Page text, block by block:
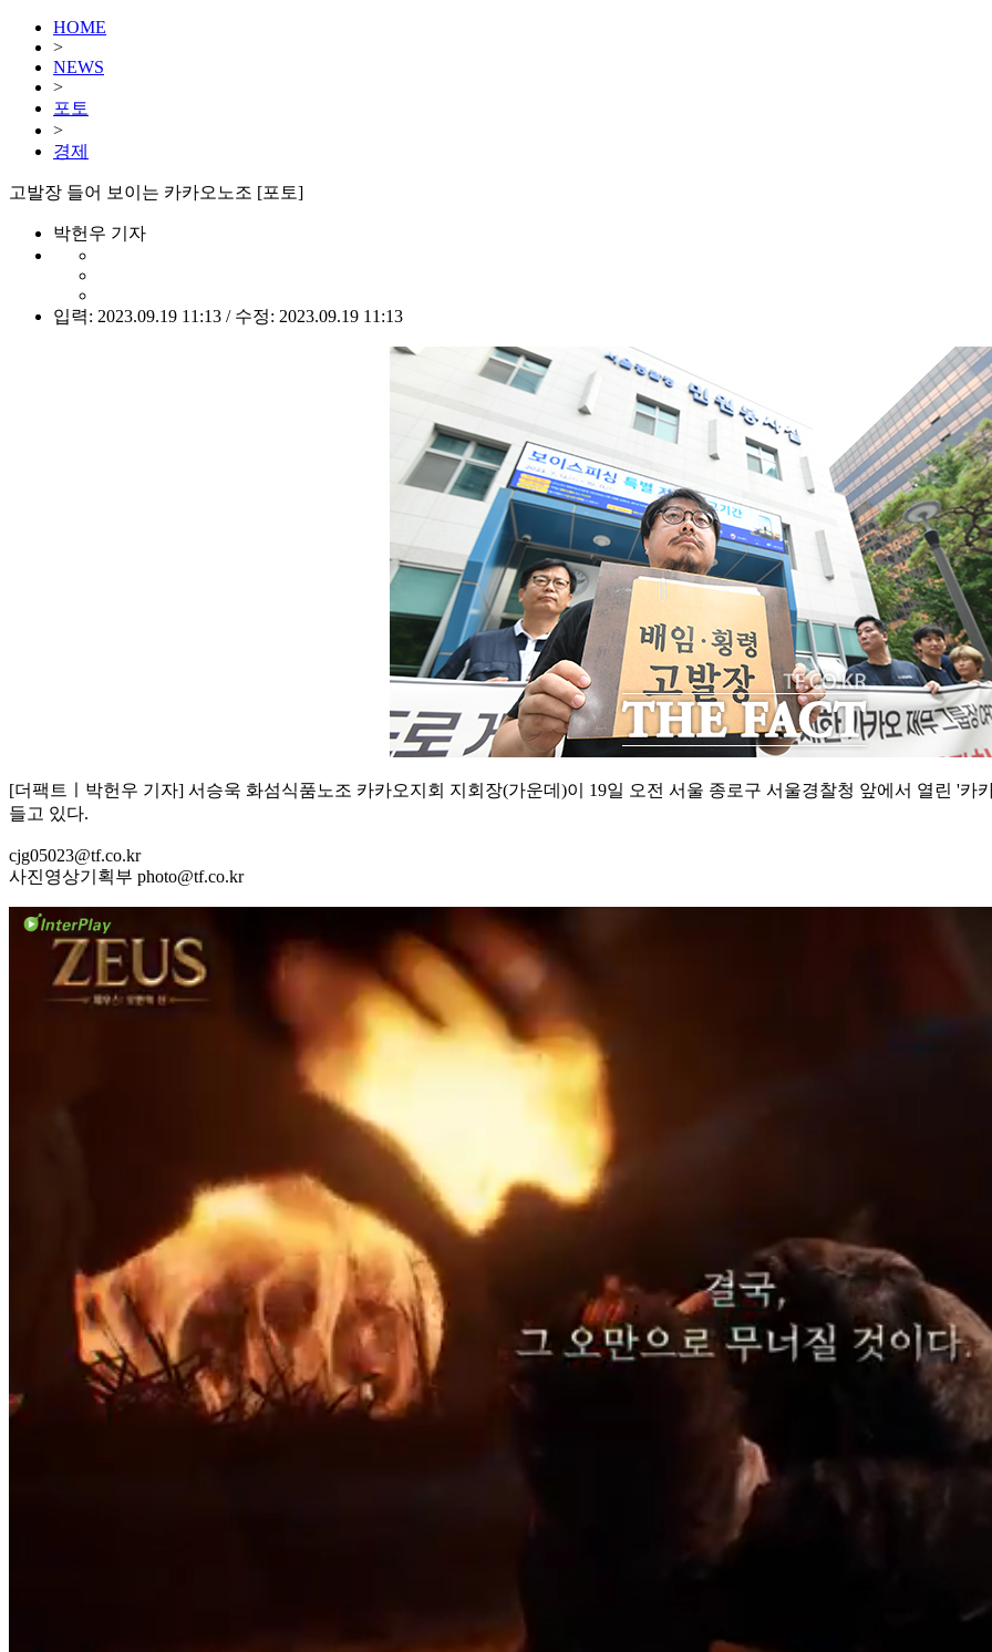
HOME
>
NEWS
>
포토
>
경제
고발장 들어 보이는 카카오노조 [포토]
박헌우 기자
입력: 2023.09.19 11:13 / 수정: 2023.09.19 11:13
[더팩트ㅣ박헌우 기자] 서승욱 화섬식품노조 카카오지회 지회장(가운데)이 19일 오전 서울 종로구 서울경찰청 앞에서 열린 '카
들고 있다.
cjg05023@tf.co.kr
사진영상기획부 photo@tf.co.kr